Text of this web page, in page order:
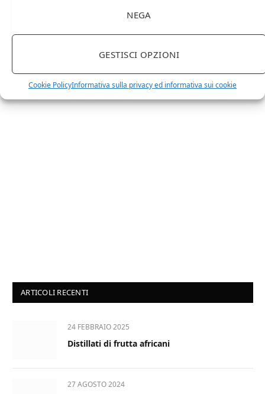
NEGA
GESTISCI OPZIONI
Cookie PolicyInformativa sulla privacy ed informativa sui cookie
prodotti o prodotti per enologia, distillazione, birra?
Non hai un sito web o vuoi un restyling del tuo sito
Sei interessato a comparire in queste pagine?
sarai ricontattato al più presto.
ARTICOLI RECENTI
24 FEBBRAIO 2025
Distillati di frutta africani
27 AGOSTO 2024